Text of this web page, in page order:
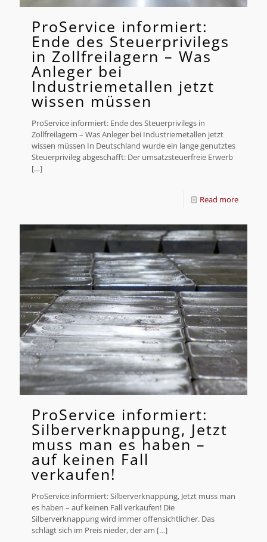
ProService informiert:
Ende des Steuerprivilegs
in Zollfreilagern – Was
Anleger bei
Industriemetallen jetzt
wissen müssen
ProService informiert: Ende des Steuerprivilegs in
Zollfreilagern – Was Anleger bei Industriemetallen jetzt
wissen müssen In Deutschland wurde ein lange genutztes
Steuerprivileg abgeschafft: Der umsatzsteuerfreie Erwerb
[…]
Read more
ProService informiert:
Silberverknappung, Jetzt
muss man es haben –
auf keinen Fall
verkaufen!
ProService informiert: Silberverknappung, Jetzt muss man
es haben – auf keinen Fall verkaufen! Die
Silberverknappung wird immer offensichtlicher. Das
schlägt sich im Preis nieder, der am […]